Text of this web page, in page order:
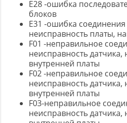
E28 -ошибка
блоков
E31 -ошибка
неисправность платы,
F01 -неправильное
неисправность датчика,
внутренней платы
F02 -неправильное
неисправность датчика,
внутренней платы
F03-неправильное
неисправность датчика,